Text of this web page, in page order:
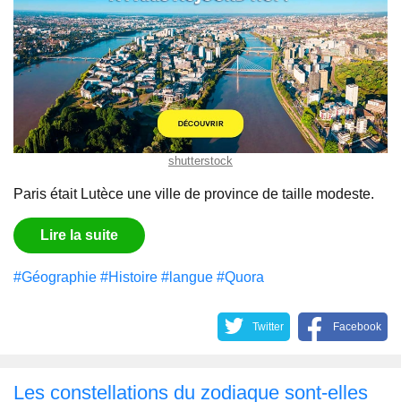
shutterstock
Paris était Lutèce une ville de province de taille modeste.
Lire la suite
#Géographie #Histoire #langue #Quora
Twitter Facebook
Les constellations du zodiaque sont-elles